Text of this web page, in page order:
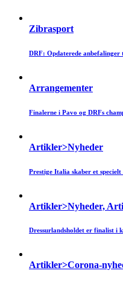
Zibrasport
DRF: Opdaterede
Arrangementer
Finalerne i Pavo og DRFs
Artikler>Nyheder
Prestige Italia skaber et
Artikler>Nyheder,
Dressurlandsholdet er finalist i
Artikler>Corona-